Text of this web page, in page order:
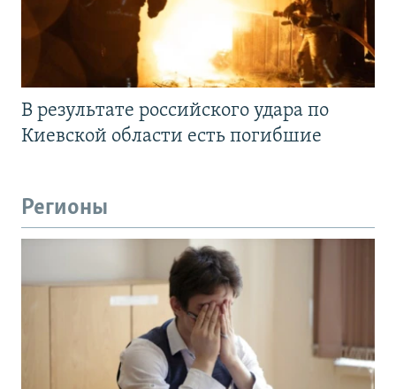
В результате российского удара по
Киевской области есть погибшие
Регионы